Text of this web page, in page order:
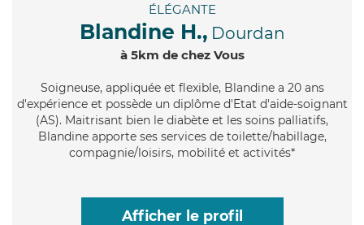
ÉLÉGANTE
Blandine H., Dourdan
à 5km de chez Vous
Soigneuse, appliquée et flexible, Blandine a 20 ans
d'expérience et possède un diplôme d'Etat d'aide-soignant
(AS). Maitrisant bien le diabète et les soins palliatifs,
Blandine apporte ses services de toilette/habillage,
compagnie/loisirs, mobilité et activités*
Afficher le profil